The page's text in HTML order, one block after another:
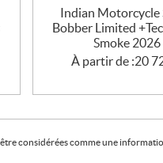
Indian Motorcycle
Bobber Limited
Smoke 2026
À partir de :20
considérées comme une